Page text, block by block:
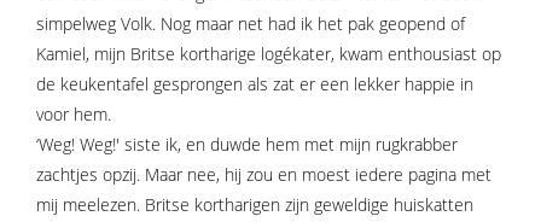
simpelweg Volk. Nog maar net had ik het pak geopend of
Kamiel, mijn Britse kortharige logékater, kwam enthousiast op
de keukentafel gesprongen als zat er een lekker happie in
voor hem.
‘Weg! Weg!' siste ik, en duwde hem met mijn rugkrabber
zachtjes opzij. Maar nee, hij zou en moest iedere pagina met
mij meelezen. Britse kortharigen zijn geweldige huiskatten